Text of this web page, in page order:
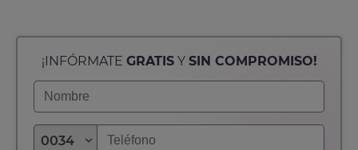
¡INFÓRMATE GRATISY SIN COMPROMISO!
0034